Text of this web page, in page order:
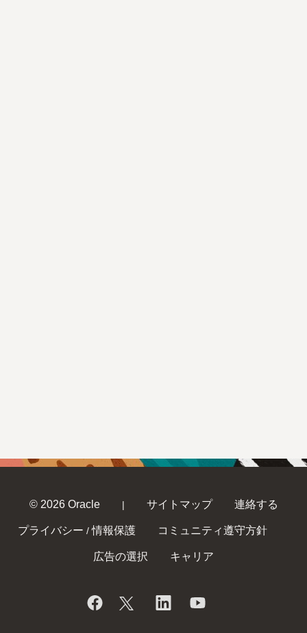
© 2026 Oracle | サイトマップ 連絡する
プライバシー / 情報保護 コミュニティ遵守方針
広告の選択 キャリア